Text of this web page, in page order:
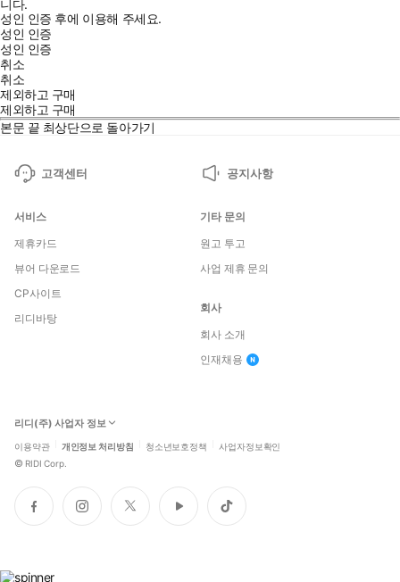
니다.
성인 인증 후에 이용해 주세요.
성인 인증
성인 인증
취소
취소
제외하고 구매
제외하고 구매
본문 끝 최상단으로 돌아가기
고객센터 공지사항
서비스
제휴카드
뷰어 다운로드
CP사이트
리디바탕
기타 문의
원고 투고
사업 제휴 문의
회사
회사 소개
인재채용
리디(주) 사업자 정보
이용약관 개인정보 처리방침 청소년보호정책 사업자정보확인
© RIDI Corp.
페
이
인
스
트
위
유
튜
틱
톡